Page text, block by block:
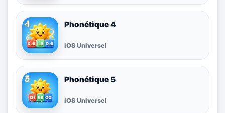
Phonétique 4
iOS Universel
Phonétique 5
iOS Universel